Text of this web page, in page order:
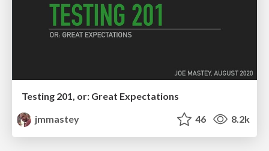
Testing 201, or: Great Expectations
jmmastey
46 8.2k